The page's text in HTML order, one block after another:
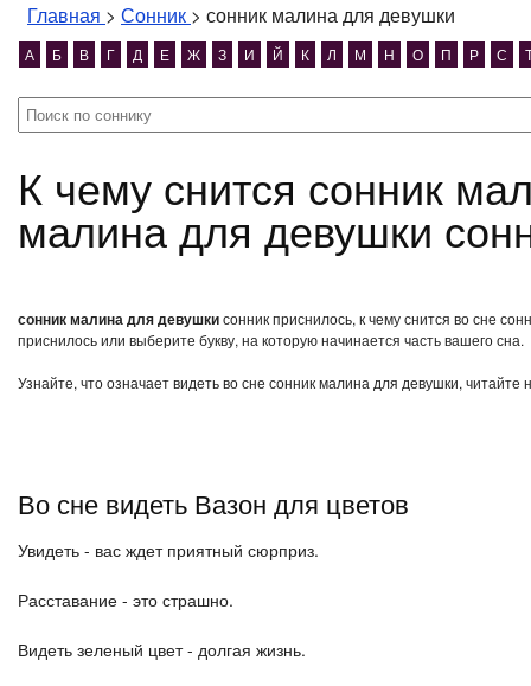
Главная > Сонник > сонник малина для девушки
А Б В Г Д Е Ж З И Й К Л М Н О П Р С
К чему снится сонник малина для девушки? сонник
малина для девушки
сонник малина для девушкисонник приснилось, к чему снится во сне
приснилось или выберите букву, на которую начинается часть вашего сна.
Узнайте, что означает видеть во сне сонник малина для девушки,
Во сне видеть Вазон для цветов
Увидеть - вас ждет приятный сюрприз.
Расставание - это страшно.
Видеть зеленый цвет - долгая жизнь.